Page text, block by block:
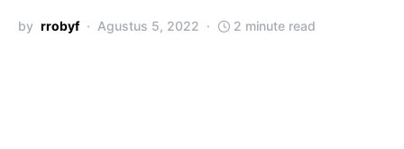
by rrobyf Agustus 5, 2022 2 minute read